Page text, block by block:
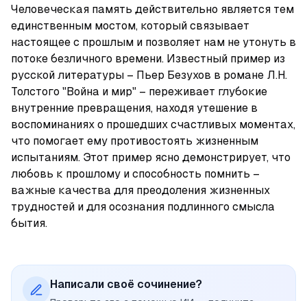
Человеческая память действительно является тем
единственным мостом, который связывает
настоящее с прошлым и позволяет нам не утонуть в
потоке безличного времени. Известный пример из
русской литературы – Пьер Безухов в романе Л.Н.
Толстого "Война и мир" – переживает глубокие
внутренние превращения, находя утешение в
воспоминаниях о прошедших счастливых моментах,
что помогает ему противостоять жизненным
испытаниям. Этот пример ясно демонстрирует, что
любовь к прошлому и способность помнить –
важные качества для преодоления жизненных
трудностей и для осознания подлинного смысла
бытия.
Написали своё сочинение?